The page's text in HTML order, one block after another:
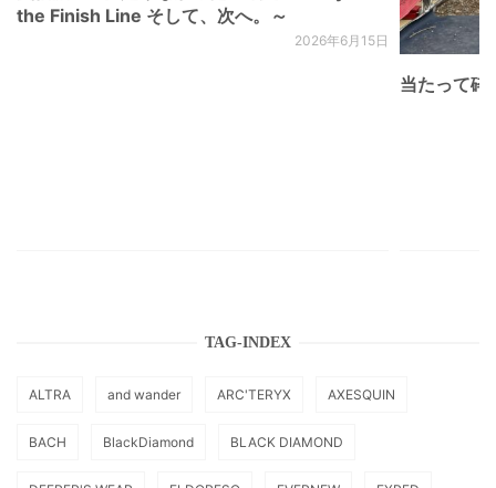
the Finish Line そして、次へ。～
2026年6月15日
当たって砕
TAG-INDEX
ALTRA and wander ARC'TERYX AXESQUIN
BACH BlackDiamond BLACK DIAMOND